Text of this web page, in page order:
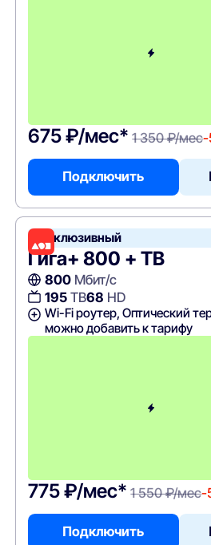
675 ₽/мес* 1 350 ₽/мес-
Подключить
Эксклюзивный
Гига+ 800 + ТВ
800Мбит/с
195ТВ68 HD
Wi-Fi роутер, Оптический
можно добавить к тарифу
775 ₽/мес* 1 550 ₽/мес-
Подключить